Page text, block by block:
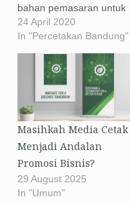
bahan pemasaran untuk
beragam bisnis, UKM,
usaha kecil dan
adalah pemilik usaha,
harus Anda ketahui bahwa
materi dan ide-ide untuk
pasar bisnis yang baik
sangat penting dalam
membangun merek Anda
dan menyampaikan pesan
Anda kepada…
24 April 2020
In "Percetakan Bandung"
Masihkah Media Cetak
Menjadi Andalan
Promosi Bisnis?
29 August 2025
In "Umum"